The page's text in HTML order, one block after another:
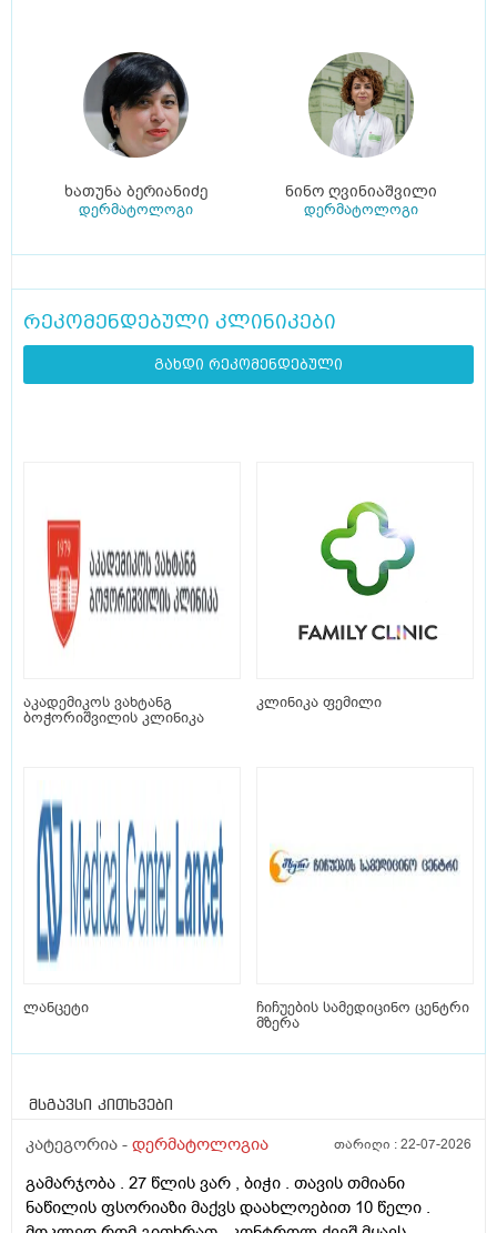
ხათუნა ბერიანიძე
დერმატოლოგი
ნინო ღვინიაშვილი
დერმატოლოგი
რეკომენდებული კლინიკები
გახდი რეკომენდებული
აკადემიკოს ვახტანგ
ბოჭორიშვილის კლინიკა
კლინიკა ფემილი
ლანცეტი
ჩიჩუების სამედიცინო ცენტრი
მზერა
მსგავსი კითხვები
კატეგორია - დერმატოლოგია თარიღი :22-07-2026
გამარჯობა . 27 წლის ვარ , ბიჭი . თავის თმიანი
ნაწილის ფსორიაზი მაქვს დაახლოებით 10 წელი .